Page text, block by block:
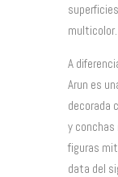
multicolor.
A
Arun es
decorada
y conchas
figuras
data del